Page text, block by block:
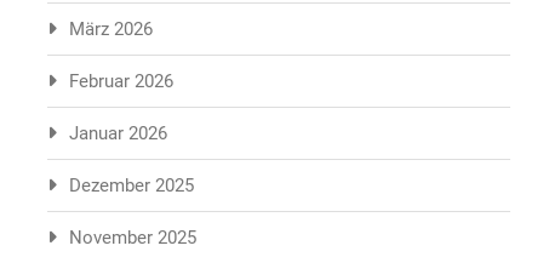
März 2026
Februar 2026
Januar 2026
Dezember 2025
November 2025